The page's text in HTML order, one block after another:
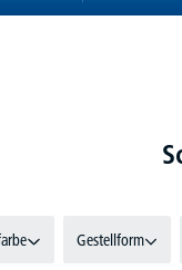
Gestellform